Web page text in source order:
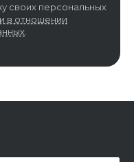
своих персональных
в отношении